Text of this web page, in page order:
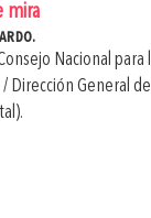
mira
Nacional para
/ Dirección General